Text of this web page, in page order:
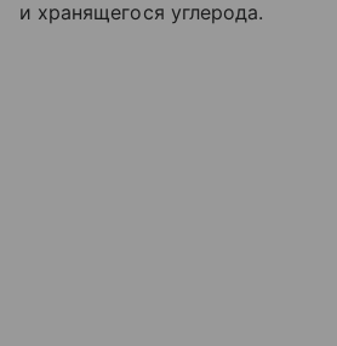
и хранящегося углерода.